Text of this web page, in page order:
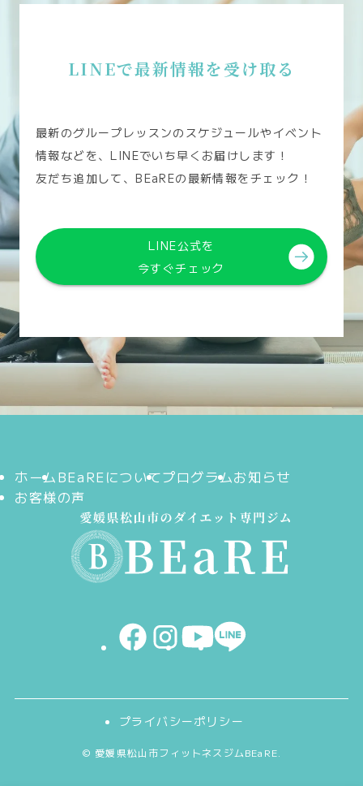
LINEで最新情報を受け取る
最新のグループレッスンのスケジュールやイベント
情報などを、LINEでいち早くお届けします！
友だち追加して、BEaREの最新情報をチェック！
LINE公式を
今すぐチェック
ホームBEaREについてプログラムお知らせ
お客様の声
プライバシーポリシー
© 愛媛県松山市フィットネスジムBEaRE.